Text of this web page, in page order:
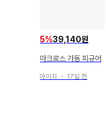
5%39,140원
마크로스 가동 피규어
아이치 ・ 17일 전